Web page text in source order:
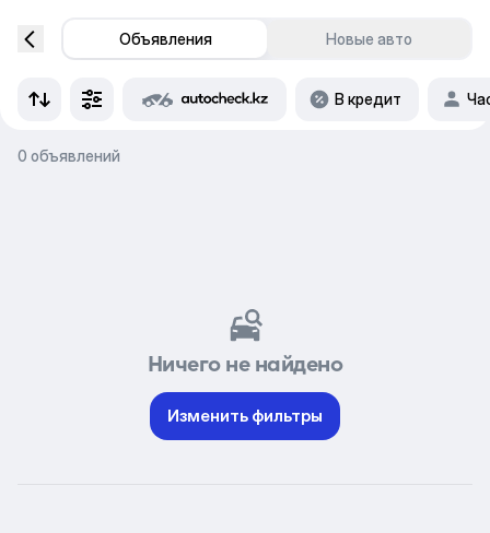
Объявления Новые авто
В кредит
0 объявлений
Ничего не найдено
Изменить фильтры